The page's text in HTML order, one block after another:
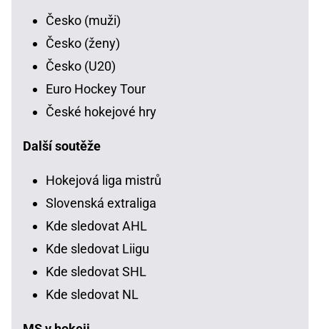
Česko (muži)
Česko (ženy)
Česko (U20)
Euro Hockey Tour
České hokejové hry
Další soutěže
Hokejová liga mistrů
Slovenská extraliga
Kde sledovat AHL
Kde sledovat Liigu
Kde sledovat SHL
Kde sledovat NL